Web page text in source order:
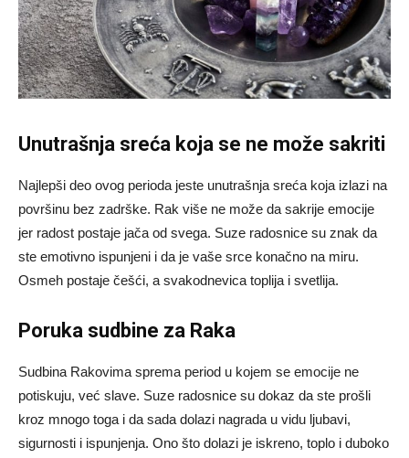
Unutrašnja sreća koja se ne može sakriti
Najlepši deo ovog perioda jeste unutrašnja sreća koja izlazi na
površinu bez zadrške. Rak više ne može da sakrije emocije
jer radost postaje jača od svega. Suze radosnice su znak da
ste emotivno ispunjeni i da je vaše srce konačno na miru.
Osmeh postaje češći, a svakodnevica toplija i svetlija.
Poruka sudbine za Raka
Sudbina Rakovima sprema period u kojem se emocije ne
potiskuju, već slave. Suze radosnice su dokaz da ste prošli
kroz mnogo toga i da sada dolazi nagrada u vidu ljubavi,
sigurnosti i ispunjenja. Ono što dolazi je iskreno, toplo i duboko